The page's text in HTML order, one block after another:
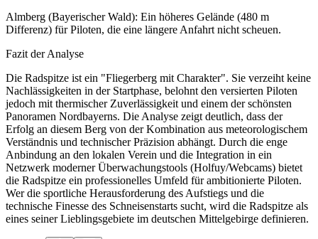
Almberg (Bayerischer Wald): Ein höheres Gelände (480 m
Differenz) für Piloten, die eine längere Anfahrt nicht scheuen.
Fazit der Analyse
Die Radspitze ist ein "Fliegerberg mit Charakter". Sie verzeiht keine
Nachlässigkeiten in der Startphase, belohnt den versierten Piloten
jedoch mit thermischer Zuverlässigkeit und einem der schönsten
Panoramen Nordbayerns. Die Analyse zeigt deutlich, dass der
Erfolg an diesem Berg von der Kombination aus meteorologischem
Verständnis und technischer Präzision abhängt. Durch die enge
Anbindung an den lokalen Verein und die Integration in ein
Netzwerk moderner Überwachungstools (Holfuy/Webcams) bietet
die Radspitze ein professionelles Umfeld für ambitionierte Piloten.
Wer die sportliche Herausforderung des Aufstiegs und die
technische Finesse des Schneisenstarts sucht, wird die Radspitze als
eines seiner Lieblingsgebiete im deutschen Mittelgebirge definieren.